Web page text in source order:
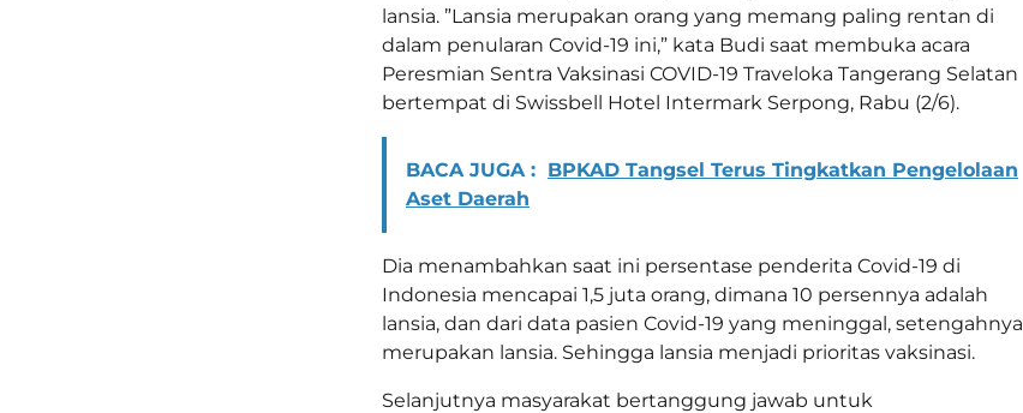
lansia. ”Lansia merupakan orang yang memang paling rentan di
dalam penularan Covid-19 ini,” kata Budi saat membuka acara
Peresmian Sentra Vaksinasi COVID-19 Traveloka Tangerang Selatan
bertempat di Swissbell Hotel Intermark Serpong, Rabu (2/6).
BACA JUGA : BPKAD Tangsel Terus Tingkatkan Pengelolaan
Aset Daerah
Dia menambahkan saat ini persentase penderita Covid-19 di
Indonesia mencapai 1,5 juta orang, dimana 10 persennya adalah
lansia, dan dari data pasien Covid-19 yang meninggal, setengahnya
merupakan lansia. Sehingga lansia menjadi prioritas vaksinasi.
Selanjutnya masyarakat bertanggung jawab untuk